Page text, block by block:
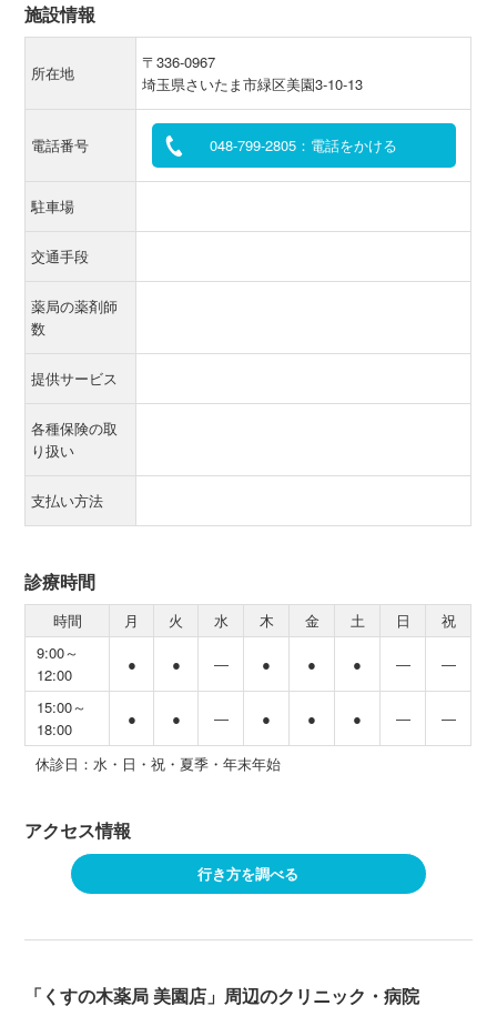
施設情報
所在地
〒336-0967
埼玉県さいたま市緑区美園3-10-13
電話番号 048-799-2805：電話をかける
駐車場
交通手段
薬局の薬剤師
数
提供サービス
各種保険の取
り扱い
支払い方法
診療時間
時間 月 火 水 木 金 土 日
祝
9:00～
12:00
● ● ― ● ● ● ― ―
15:00～
18:00
● ● ― ● ● ● ― ―
休診日：水・日・祝・夏季・年末年始
アクセス情報
行き方を調べる
「くすの木薬局 美園店」周辺のクリニック・病院